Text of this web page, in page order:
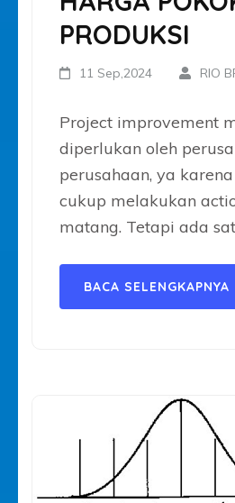
PRODUKSI
11 Sep,2024 RIO
Project improvement
diperlukan oleh
perusahaan, ya
cukup melakukan
matang. Tetapi ada
BACA SELENGKAPNYA